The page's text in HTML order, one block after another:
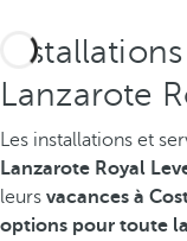
Lanzarote
Les installations et
Lanzarote Royal
leurs vacances à
options pour toute